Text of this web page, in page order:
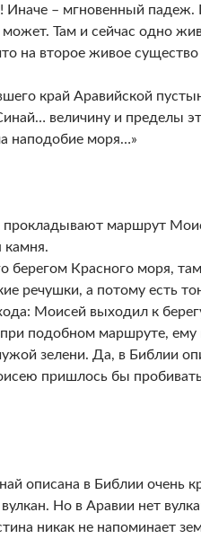
– мгновенный падеж.
Там и сейчас одно
на второе живое
край Аравийской
величину и пределы
наподобие моря…»
прокладывают маршрут
камня.
Красного моря,
речушки, а потому есть
Моисей выходил к
при подобном маршруте,
зелени. Да, в Библии
пришлось бы
описана в Библии очень
Но в Аравии нет
никак не напоминает